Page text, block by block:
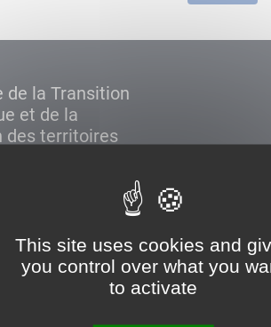
This site uses cookies and
you control over what you
to activate
de la Transition
et de la
des territoires
la Transition